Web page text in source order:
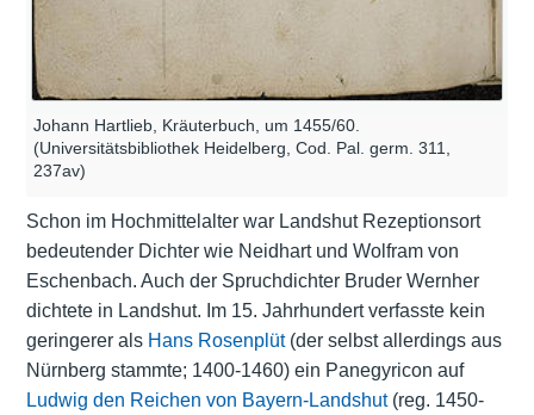
Johann Hartlieb, Kräuterbuch, um 1455/60.
(Universitätsbibliothek Heidelberg, Cod. Pal. germ. 311,
237av)
Schon im Hochmittelalter war Landshut Rezeptionsort
bedeutender Dichter wie Neidhart und Wolfram von
Eschenbach. Auch der Spruchdichter Bruder Wernher
dichtete in Landshut. Im 15. Jahrhundert verfasste kein
geringerer als Hans Rosenplüt(der selbst allerdings aus
Nürnberg stammte; 1400-1460) ein Panegyricon auf
Ludwig den Reichen von Bayern-Landshut(reg. 1450-